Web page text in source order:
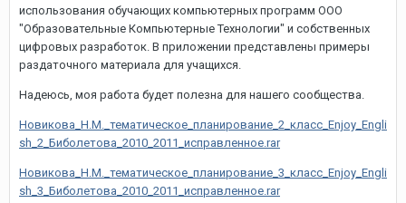
использования обучающих компьютерных программ ООО
"Образовательные Компьютерные Технологии" и собственных
цифровых разработок. В приложении представлены примеры
раздаточного материала для учащихся.
Надеюсь, моя работа будет полезна для нашего сообщества.
Новикова_Н.М._тематическое_планирование_2_класс_Enjoy_Engli
sh_2_Биболетова_2010_2011_исправленное.rar
Новикова_Н.М._тематическое_планирование_3_класс_Enjoy_Engli
sh_3_Биболетова_2010_2011_исправленное.rar